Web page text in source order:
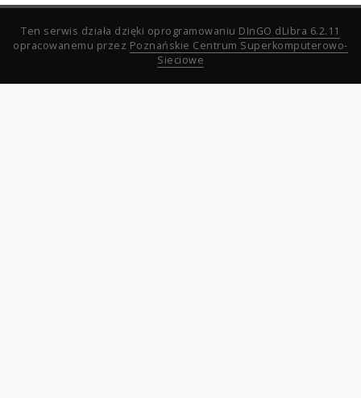
Ten serwis działa dzięki oprogramowaniu DInGO dLibra 6.2.11
opracowanemu przez Poznańskie Centrum Superkomputerowo-
Sieciowe